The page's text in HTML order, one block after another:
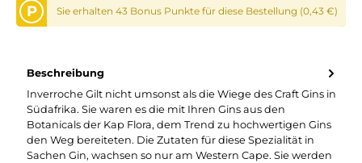
P Sie erhalten 43 Bonus Punkte für diese Bestellung (0,43 €)
Beschreibung
Inverroche Gilt nicht umsonst als die Wiege des Craft Gins in
Südafrika. Sie waren es die mit Ihren Gins aus den
Botanicals der Kap Flora, dem Trend zu hochwertigen Gins
den Weg bereiteten. Die Zutaten für diese Spezialität in
Sachen Gin, wachsen so nur am Western Cape. Sie werden